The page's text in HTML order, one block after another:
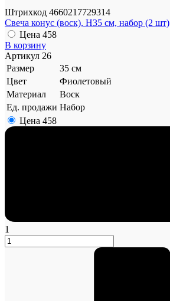
Штрихкод 4660217729314
Свеча конус (воск), H35 см, набор (2 шт)
Цена 458
В корзину
Артикул 26
Размер
35 см
Цвет
Фиолетовый
Материал
Воск
Ед. продажи Набор
Цена 458
1